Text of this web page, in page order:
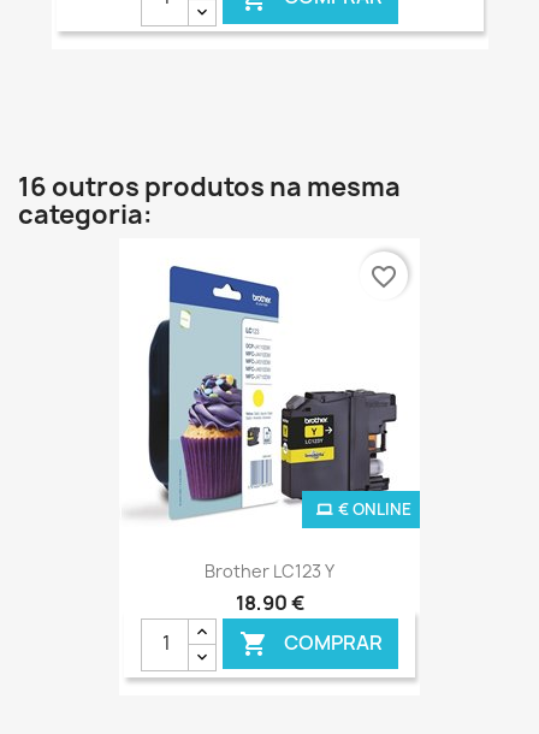
16 outros produtos na mesma
categoria:
Brother LC123 Y
18,90 €
 COMPRAR
€ ONLINE
favorite_border